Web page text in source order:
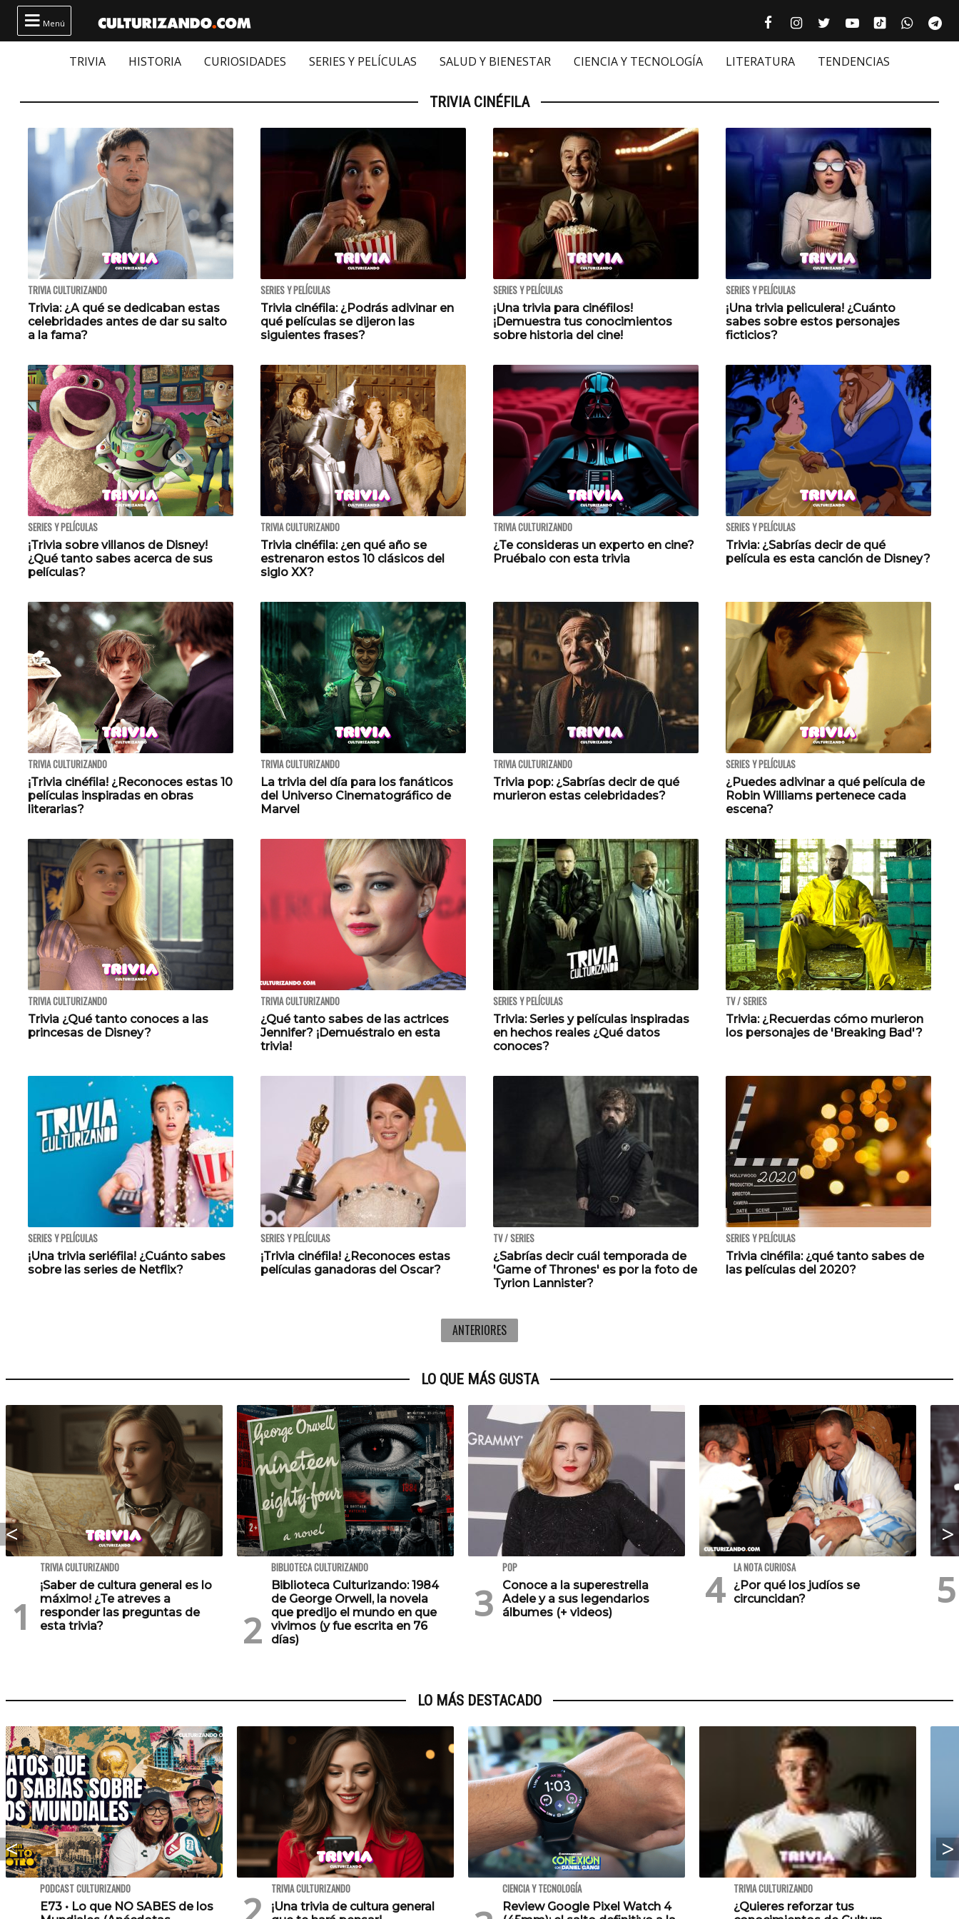
 Menú  Facebook culturizando.com |
 Instagram
 Twitter
 Youtube
Tiktok
 
TRIVIA HISTORIA CURIOSIDADES SERIES Y PELÍCULAS SALUD Y BIENESTAR CIENCIA Y TECNOLOGÍA LITERATURA TENDENCIAS
TRIVIA CINÉFILA
TRIVIA CULTURIZANDO
Trivia: ¿A qué se dedicaban estas
celebridades antes de dar su salto
a la fama?
SERIES Y PELÍCULAS
Trivia cinéfila: ¿Podrás adivinar en
qué películas se dijeron las
siguientes frases?
SERIES Y PELÍCULAS
¡Una trivia para cinéfilos!
¡Demuestra tus conocimientos
sobre historia del cine!
SERIES Y PELÍCULAS
¡Una trivia peliculera! ¿Cuánto
sabes sobre estos personajes
ficticios?
SERIES Y PELÍCULAS
¡Trivia sobre villanos de Disney!
¿Qué tanto sabes acerca de sus
películas?
TRIVIA CULTURIZANDO
Trivia cinéfila: ¿en qué año se
estrenaron estos 10 clásicos del
siglo XX?
TRIVIA CULTURIZANDO
¿Te consideras un experto en cine?
Pruébalo con esta trivia
SERIES Y PELÍCULAS
Trivia: ¿Sabrías decir de qué
película es esta canción de Disney?
TRIVIA CULTURIZANDO
¡Trivia cinéfila! ¿Reconoces estas 10
películas inspiradas en obras
literarias?
TRIVIA CULTURIZANDO
La trivia del día para los fanáticos
del Universo Cinematográfico de
Marvel
TRIVIA CULTURIZANDO
Trivia pop: ¿Sabrías decir de qué
murieron estas celebridades?
SERIES Y PELÍCULAS
¿Puedes adivinar a qué película de
Robin Williams pertenece cada
escena?
TRIVIA CULTURIZANDO
Trivia ¿Qué tanto conoces a las
princesas de Disney?
TRIVIA CULTURIZANDO
¿Qué tanto sabes de las actrices
Jennifer? ¡Demuéstralo en esta
trivia!
SERIES Y PELÍCULAS
Trivia: Series y películas inspiradas
en hechos reales ¿Qué datos
conoces?
TV / SERIES
Trivia: ¿Recuerdas cómo murieron
los personajes de 'Breaking Bad'?
SERIES Y PELÍCULAS
¡Una trivia seriéfila! ¿Cuánto sabes
sobre las series de Netflix?
SERIES Y PELÍCULAS
¡Trivia cinéfila! ¿Reconoces estas
películas ganadoras del Oscar?
TV / SERIES
¿Sabrías decir cuál temporada de
'Game of Thrones' es por la foto de
Tyrion Lannister?
SERIES Y PELÍCULAS
Trivia cinéfila: ¿qué tanto sabes de
las películas del 2020?
ANTERIORES
LO QUE MÁS GUSTA
TRIVIA CULTURIZANDO
¡Saber de cultura general es lo
máximo! ¿Te atreves a
responder las preguntas de
esta trivia?
BIBLIOTECA CULTURIZANDO
Biblioteca Culturizando: 1984
de George Orwell, la novela
que predijo el mundo en que
vivimos (y fue escrita en 76
días)
POP
Conoce a la superestrella
Adele y a sus legendarios
álbumes (+ videos)
LA NOTA CURIOSA
¿Por qué los judíos se
circuncidan?
LO MÁS DESTACADO
PODCAST CULTURIZANDO
E73 • Lo que NO SABES de los
TRIVIA CULTURIZANDO
¡Una trivia de cultura general
CIENCIA Y TECNOLOGÍA
Review Google Pixel Watch 4
TRIVIA CULTURIZANDO
¿Quieres reforzar tus